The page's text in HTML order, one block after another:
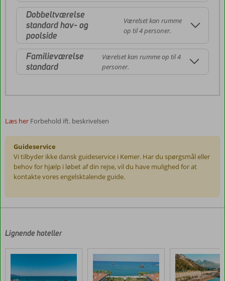
Dobbeltværelse
standard hav- og
poolside
Værelset kan rumme
op til 4 personer.
Familieværelse
standard
Værelset kan rumme op til 4
personer.
Læs her Forbehold ift. beskrivelsen
Guideservice
Vi tilbyder ikke dansk guideservice i Kemer. Har du spørgsmål eller
behov for hjælp i løbet af din rejse, vil du have mulighed for at
kontakte vores engelsktalende guide.
af
kunder
deres
Lignende hoteller